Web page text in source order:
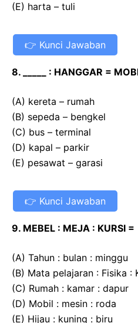
(E) harta – tuli
Kunci Jawaban
8. _____ : HANGGAR =
(A) kereta – rumah
(B) sepeda – bengkel
(C) bus – terminal
(D) kapal – parkir
(E) pesawat – garasi
Kunci Jawaban
9. MEBEL : MEJA : KURSI =
(A) Tahun : bulan : minggu
(B) Mata pelajaran : Fisika :
(C) Rumah : kamar : dapur
(D) Mobil : mesin : roda
(E) Hijau : kuning : biru